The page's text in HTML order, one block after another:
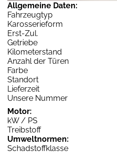
Allgemeine Daten:
Fahrzeugtyp
Karosserieform
Erst-Zul.
Getriebe
Kilometerstand
Anzahl der Türen
Farbe
Standort
Lieferzeit
Unsere Nummer
Motor:
kW / PS
Treibstoff
Umweltnormen:
Schadstoffklasse